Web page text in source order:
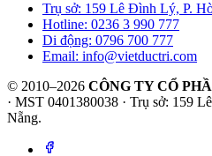
Trụ sở: 159 Lê Đình Lý, P.
Hotline: 0236 3 990 777
Di động: 0796 700 777
Email: info@vietductri.com
© 2010–2026 CÔNG TY CỔ
· MST 0401380038 · Trụ sở: 159
Nẵng.